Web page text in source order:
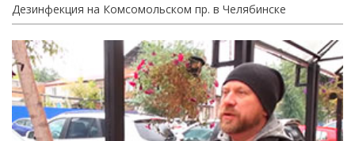
Дезинфекция на Комсомольском пр. в Челябинске